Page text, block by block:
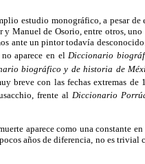
estudio monográfico, a pesar de
Manuel de Osorio, entre otros,
ante un pintor todavía
no aparece en elDiccionario
biográfico y de historia de
breve con las fechas extremas de
frente alDiccionario
aparece como una constante
años de diferencia, no es trivial